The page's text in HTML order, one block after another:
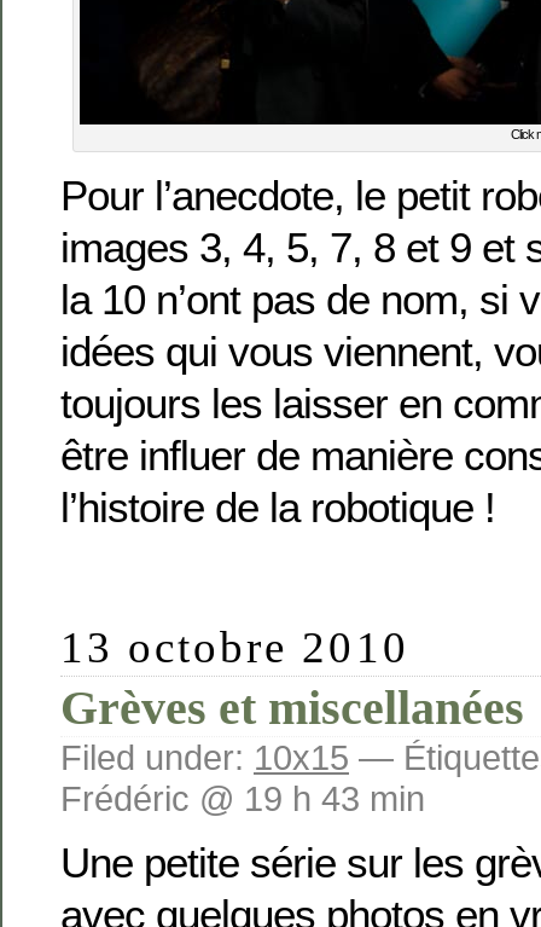
Click
Pour l’anecdote, le petit
images 3, 4, 5, 7, 8 et 9 et
la 10 n’ont pas de nom, si
idées qui vous viennent,
toujours les laisser en
être influer de manière
l’histoire de la robotique !
13 octobre 2010
Grèves et miscellanées
Filed under: 10x15 —
Frédéric @ 19 h 43 min
Une petite série sur les
avec quelques photos en